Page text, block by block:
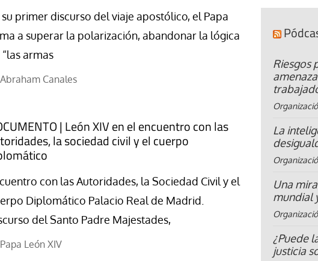
su primer discurso del viaje apostólico, el Papa
a superar la polarización, abandonar la lógica
armas
Abraham Canales
| León XIV en el encuentro con las
la sociedad civil y el cuerpo
con las Autoridades, la Sociedad Civil y el
Diplomático Palacio Real de Madrid.
del Santo Padre Majestades,
Papa León XIV
Riesgos
La
Una
mundial
¿Puede
justicia